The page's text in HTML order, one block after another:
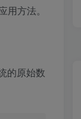
方法。
的原始数